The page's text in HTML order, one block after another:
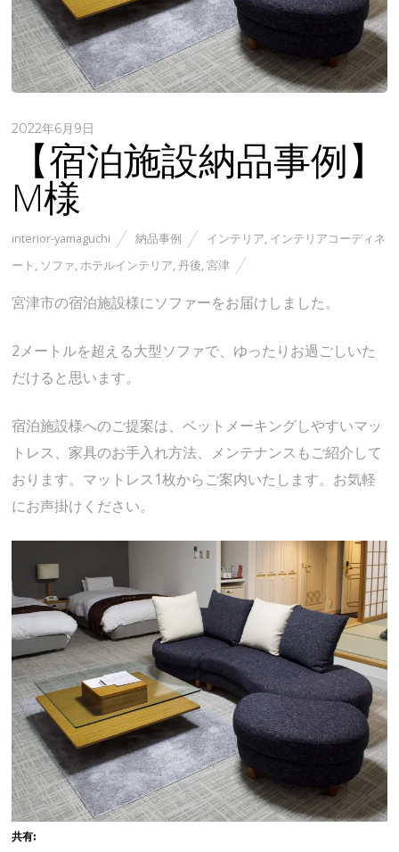
2022年6月9日
【宿泊施設納品事例】
M様
interior-yamaguchi 納品事例 インテリア インテリアコーディネ
ート
ソファ ホテルインテリア ,丹後 ,宮津
宮津市の宿泊施設様にソファーをお届けしました。
2メートルを超える大型ソファで、ゆったりお過ごしいた
だけると思います。
宿泊施設様へのご提案は、ベットメーキングしやすいマッ
トレス、家具のお手入れ方法、メンテナンスもご紹介して
おります。マットレス1枚からご案内いたします。お気軽
にお声掛けください。
共有: